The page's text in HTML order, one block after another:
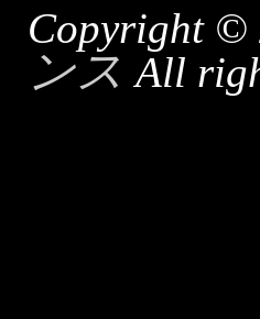
Copyright ©
ンス All